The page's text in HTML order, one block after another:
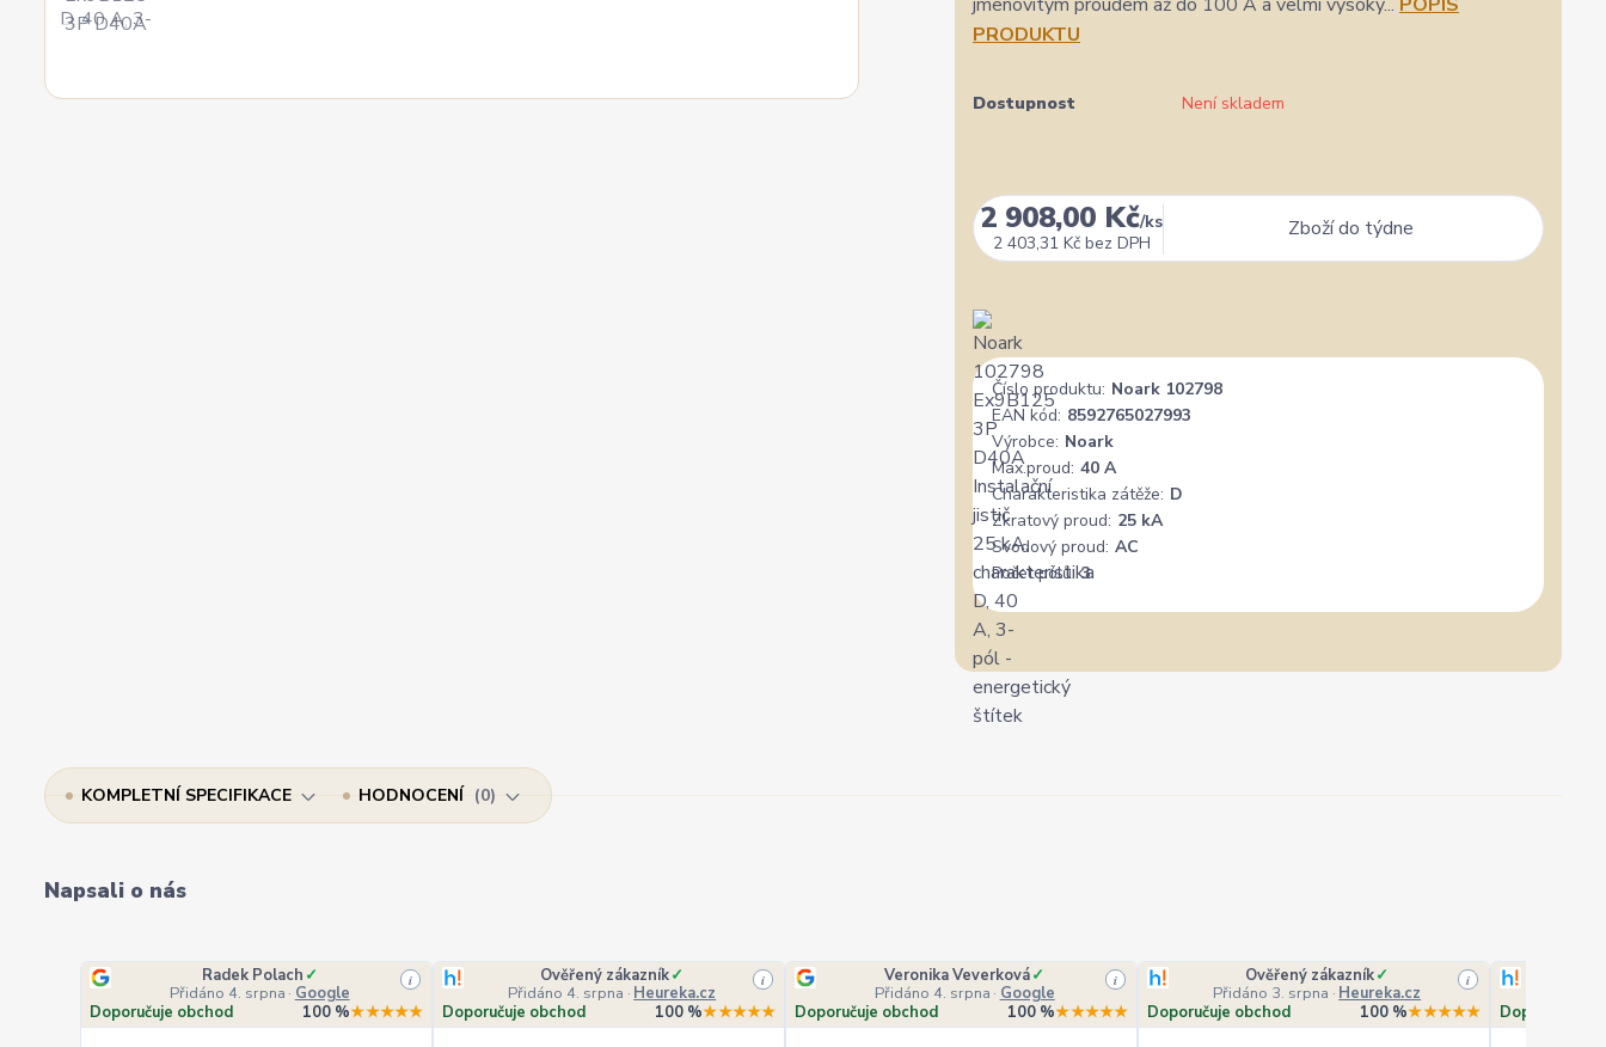
PRODUKTU
Dostupnost Není skladem
2 908,00 Kč/ks
2 403,31 Kč bez DPH
Zboží do týdne
Číslo produktu: Noark 102798
EAN kód: 8592765027993
Výrobce: Noark
Max.proud: 40 A
Charakteristika zátěže: D
Zkratový proud: 25 kA
Svodový proud: AC
Počet pólů: 3
KOMPLETNÍ SPECIFIKACE HODNOCENÍ 0
Napsali o nás
Radek Polach ✓
Přidáno 4. srpna · Google
i
Doporučuje obchod 100 %★★★★★
Ověřený zákazník✓
Přidáno 4. srpna · Heureka.cz
i
Doporučuje obchod 100 %★★★★★
Veronika Veverková✓
Přidáno 4. srpna · Google
i
Doporučuje obchod 100 %★★★★★
Ověřený zákazník✓
Přidáno 3. srpna · Heureka.cz
i
Doporučuje obchod 100 %★★★★★
Doporučuje